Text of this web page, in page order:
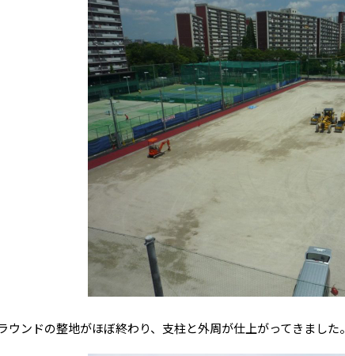
ウンドの整地がほぼ終わり、支柱と外周が仕上がってきました。